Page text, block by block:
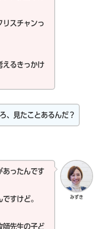
リスチャンっ
えるきっかけ
、見たことあるんだ？
みずき
あったんです
すけど。
師先生の子ど